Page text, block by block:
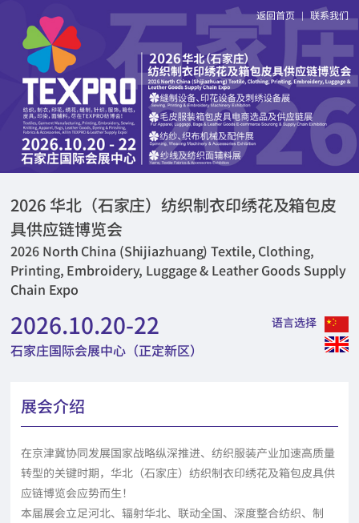
返回首页 | 联系我们
2026 华北（石家庄）纺织制衣印绣花及箱包皮
具供应链博览会
2026 North China (Shijiazhuang) Textile, Clothing,
Printing, Embroidery, Luggage & Leather Goods Supply
Chain Expo
2026.10.20-22
石家庄国际会展中心（正定新区）
语言选择
展会介绍
在京津冀协同发展国家战略纵深推进、纺织服装产业加速高质量
转型的关键时期，华北（石家庄）纺织制衣印绣花及箱包皮具供
应链博览会应势而生！
本届展会立足河北、辐射华北、联动全国、深度整合纺织、制